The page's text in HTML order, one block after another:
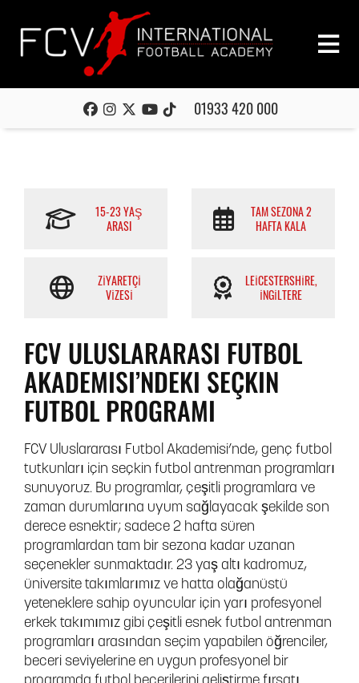
01933 420 000
15-23 YAŞ
ARASI
TAM SEZONA 2
HAFTA KALA
ZIYARETÇI
VIZESI
LEICESTERSHIRE,
İNGILTERE
FCV ULUSLARARASI FUTBOL
AKADEMISI’NDEKI SEÇKIN
FUTBOL PROGRAMI
FCV Uluslararası Futbol Akademisi’nde, genç futbol
tutkunları için seçkin futbol antrenman programları
sunuyoruz. Bu programlar, çeşitli programlara ve
zaman durumlarına uyum sağlayacak şekilde son
derece esnektir; sadece 2 hafta süren
programlardan tam bir sezona kadar uzanan
seçenekler sunmaktadır. 23 yaş altı kadromuz,
üniversite takımlarımız ve hatta olağanüstü
yeteneklere sahip oyuncular için yarı profesyonel
erkek takımımız gibi çeşitli esnek futbol antrenman
programları arasından seçim yapabilen öğrenciler,
beceri seviyelerine en uygun profesyonel bir